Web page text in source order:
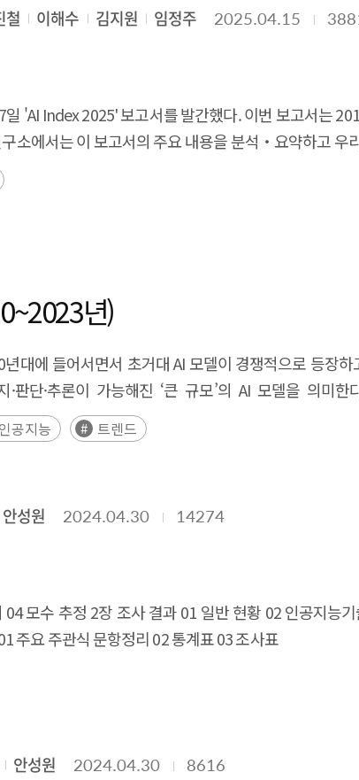
companies and universities on attracting
digital talent, and that there is a high
talents, financial support, and improving the visa
support policies to solve the difficulties of
difficulty hiring them. The overseas
and a stable family environment to be
to attract overseas digital talent to Korea and
residence. Tailored policies and systematic
In the case of the visa system, it is
system to minimize barriers for digital
Korea should continue to provide various
for housing, schooling, and other aspects of
철 이해수 김지원 임정주 2025.04.15
'AI Index 2025' 보고서를 발간했다. 이번 보고서는
에서는 이 보고서의 주요 내용을 분석‧요약하고 우
중국의 약진이 두드러진다. AI의 성능은 매년 급격
평준화 되었다. 또한, AI의 활용 확산은 과학과 의료
소하는 양상을 보였다. Executive Summary
April 7th. This report that published since 2017,
SPRi analyzes and summarizes the main
more intense every year, and China's
every year, and new benchmarks have
models has narrowed. In addition, the
are also being promoted as the use of AI
trend.
년)
대에 들어서면서 초거대 AI 모델이 경쟁적으로 등장
단·추론이 가능해진 ‘큰 규모’의 AI 모델을 의미한
가능한 반면, 초거대 AI는 더욱 복잡하고 광범위한
글로벌 기술 동향과 트렌드를 살펴보았다. 구체적으
인공지능 트렌드
안성원 2024.04.30 14274
모수 추정 2장 조사 결과 01 일반 현황 02 인공지능
주요 주관식 문항정리 02 통계표 03 조사표
안성원 2024.04.30 8616